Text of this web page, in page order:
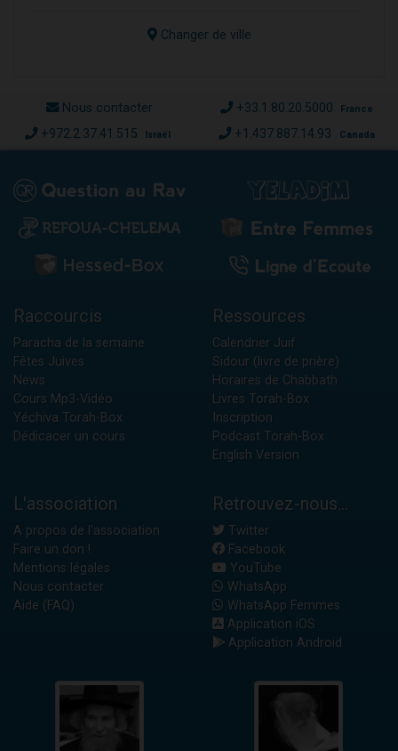
Changer de ville
Nous contacter +33.1.80.20.5000 France
+972.2.37.41.515 Israël +1.437.887.14.93 Canada
Raccourcis
Paracha de la semaine
Fêtes Juives
News
Cours Mp3-Vidéo
Yéchiva Torah-Box
Dédicacer un cours
Ressources
Calendrier Juif
Sidour (livre de prière)
Horaires de Chabbath
Livres Torah-Box
Inscription
Podcast Torah-Box
English Version
L'association
A propos de l'association
Faire un don !
Mentions légales
Nous contacter
Aide (FAQ)
Retrouvez-nous...
Twitter
Facebook
YouTube
WhatsApp
WhatsApp Femmes
Application iOS
Application Android